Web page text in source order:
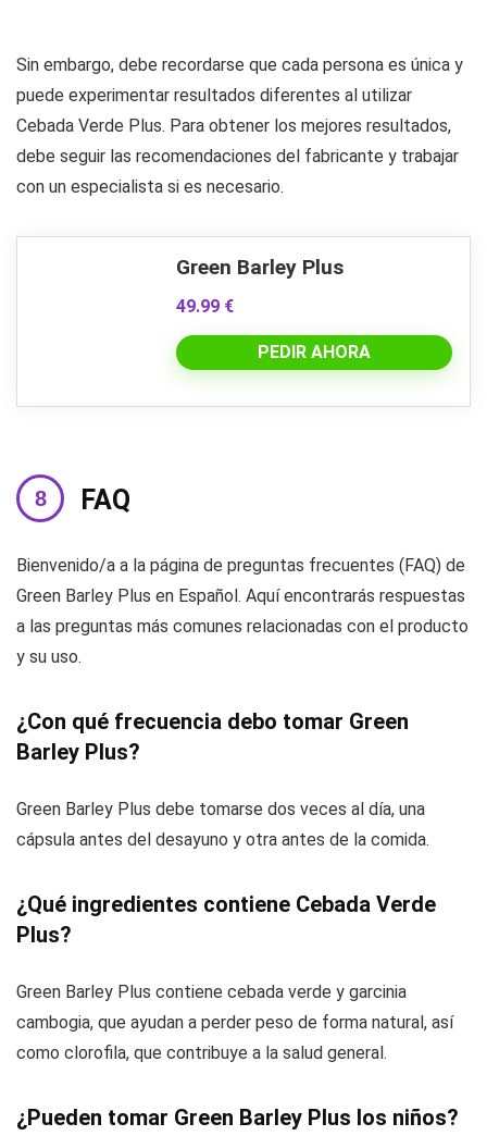
Sin embargo, debe recordarse que cada persona es única y
puede experimentar resultados diferentes al utilizar
Cebada Verde Plus. Para obtener los mejores resultados,
debe seguir las recomendaciones del fabricante y trabajar
con un especialista si es necesario.
Green Barley Plus
49.99 €
PEDIR AHORA
FAQ
Bienvenido/a a la página de preguntas frecuentes (FAQ) de
Green Barley Plus en Español. Aquí encontrarás respuestas
a las preguntas más comunes relacionadas con el producto
y su uso.
¿Con qué frecuencia debo tomar Green
Barley Plus?
Green Barley Plus debe tomarse dos veces al día, una
cápsula antes del desayuno y otra antes de la comida.
¿Qué ingredientes contiene Cebada Verde
Plus?
Green Barley Plus contiene cebada verde y garcinia
cambogia, que ayudan a perder peso de forma natural, así
como clorofila, que contribuye a la salud general.
¿Pueden tomar Green Barley Plus los niños?